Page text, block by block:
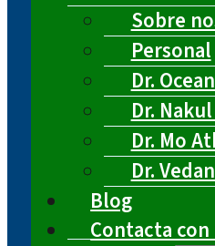
Sobre
Personal
Dr.
Dr.
Dr. Mo
Dr.
Blog
Contacta